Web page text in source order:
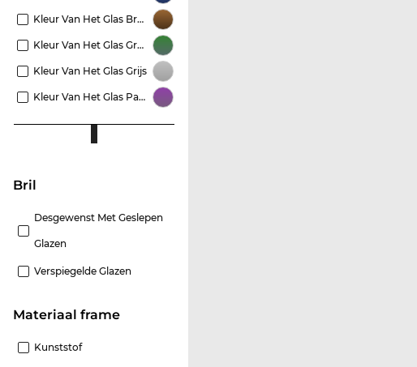
Kleur Van Het Glas Bruin
Kleur Van Het Glas Groen
Kleur Van Het Glas Grijs
Kleur Van Het Glas Paars
Bril
Desgewenst Met Geslepen
Glazen
Verspiegelde Glazen
Materiaal frame
Kunststof